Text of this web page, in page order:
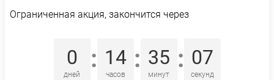
Ограниченная акция, закончится через
0
дней
: 14
часов
: 35
минут
: 06
секунд